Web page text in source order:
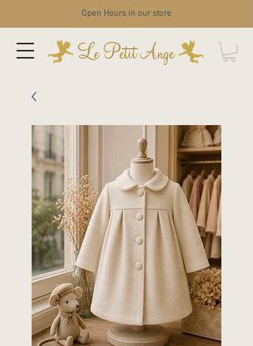
Open Hours in our store
Le Petit Ange